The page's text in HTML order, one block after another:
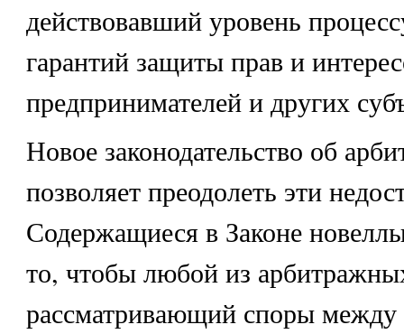
действовавший уровень
гарантий защиты прав и
предпринимателей и других
Новое законодательство об
позволяет преодолеть эти
Содержащиеся в Законе
то, чтобы любой из
рассматривающий споры между